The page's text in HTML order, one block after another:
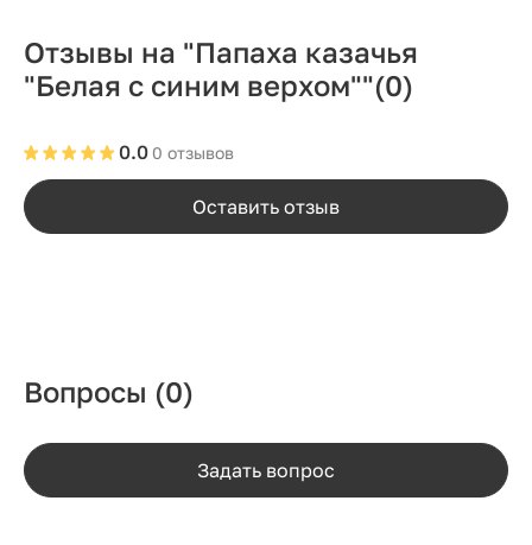
Отзывы на "Папаха казачья
"Белая с синим верхом""(0)
0 отзывов
0.0
Оставить отзыв
Вопросы (0)
Задать вопрос